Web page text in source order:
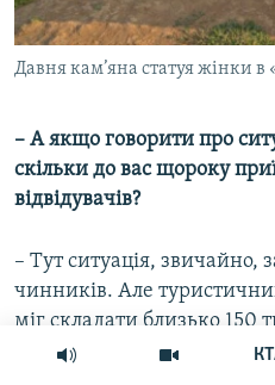
Давня кам’яна статуя жінки в
– А якщо говорити про
скільки до вас щороку
відвідувачів?
– Тут ситуація, звичайно,
чинників. Але
міг складати близько 150
Звичайно, на ці цифри